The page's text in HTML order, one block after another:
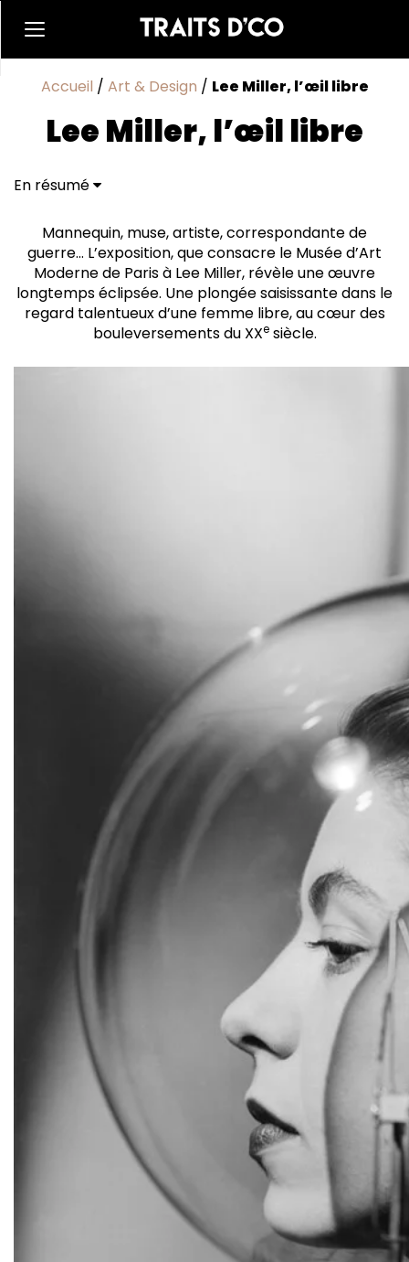
Accueil / Art & Design / Lee Miller, l’œil libre
Lee Miller, l’œil libre
En résumé
Ce que l’on découvre
Infos pratiques
Mannequin, muse, artiste, correspondante de
guerre… L’exposition, que consacre le Musée d’Art
Moderne de Paris à Lee Miller, révèle une œuvre
longtemps éclipsée. Une plongée saisissante dans le
regard talentueux d’une femme libre, au cœur des
bouleversements du XXesiècle.